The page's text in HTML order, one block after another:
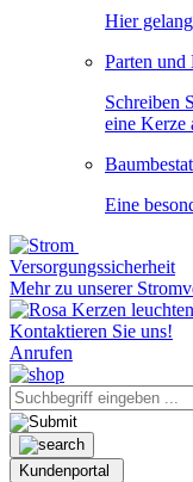
Hier
Parten und
Schreiben
eine Kerze
Eine
Versorgungssicherheit
Mehr zu unserer
Kontaktieren Sie uns!
Anrufen
Kundenportal